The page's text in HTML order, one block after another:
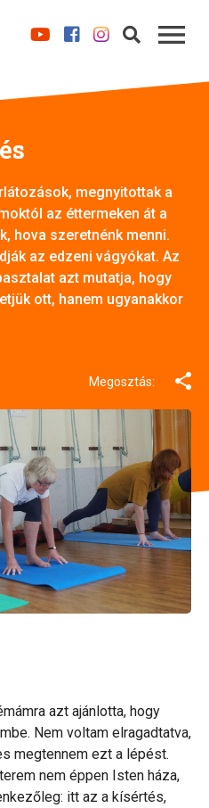
megnyitottak a
az éttermeken át a
hova szeretnénk menni.
az edzeni vágyókat. Az
azt mutatja, hogy
ott, hanem ugyanakkor
Megosztás:
azt ajánlotta, hogy
Nem voltam elragadtatva,
megtennem ezt a lépést.
nem éppen Isten háza,
itt az a kísértés,